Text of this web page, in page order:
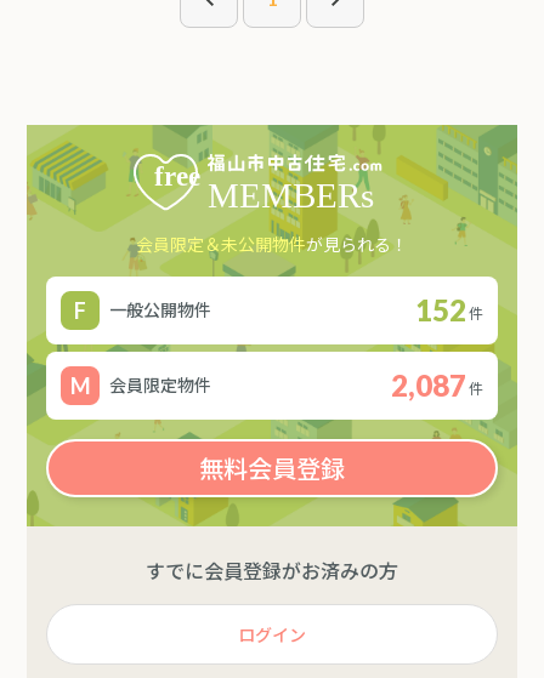
会員限定＆未公開物件が見られる！
一般公開物件 152件
会員限定物件 2,087件
無料会員登録
すでに会員登録がお済みの方
ログイン